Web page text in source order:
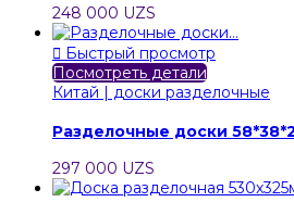
248 000 UZS
 Быстрый просмотр
Посмотреть детали
Китай | доски разделочные
Разделочные доски
297 000 UZS